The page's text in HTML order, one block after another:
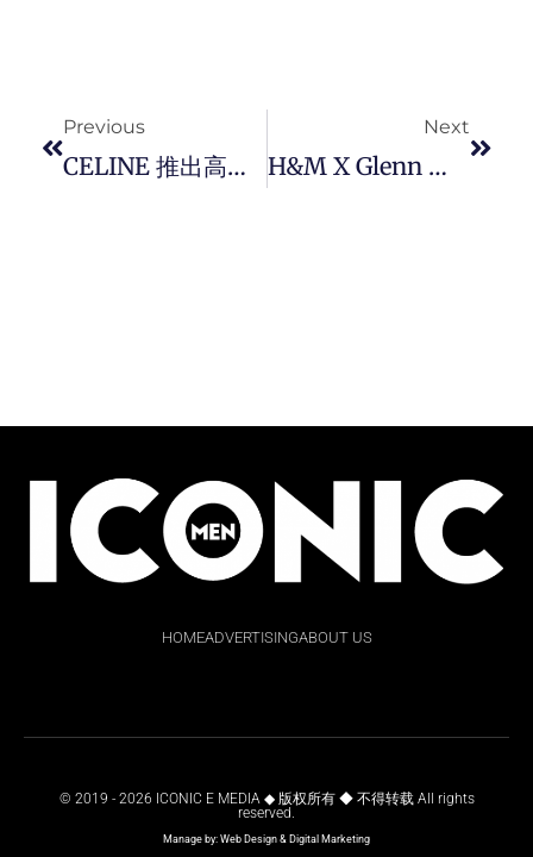
Previous
CELINE 推出高订香水系列 PARADE 护手霜， 将法式优雅融入日常护理！
Next
H&M X Glenn Martens 全新合作联乘系列，运用箔面与金属线结构、可由穿著者自行变化造型的单品。
HOMEADVERTISINGABOUT US
© 2019 - 2026 ICONIC E MEDIA ◆ 版权所有 ◆ 不得转载 All rights
reserved.
Manage by: Web Design & Digital Marketing